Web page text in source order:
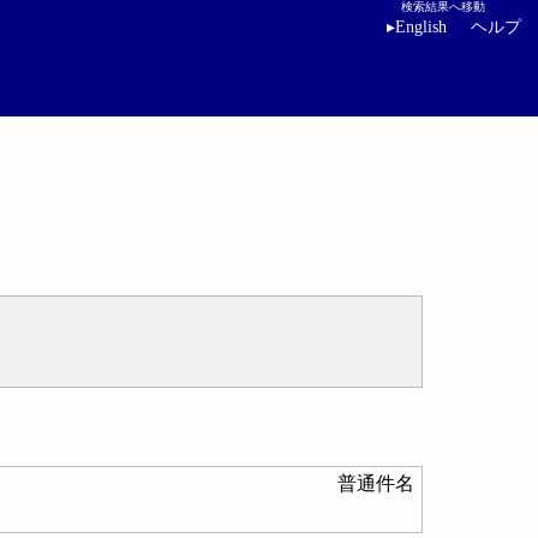
検索結果へ移動
▸English ヘルプ
普通件名